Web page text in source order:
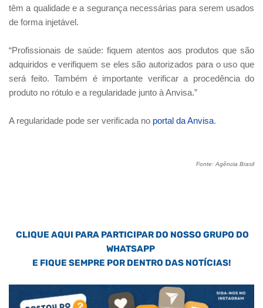
têm a qualidade e a segurança necessárias para serem usados
de forma injetável.
“Profissionais de saúde: fiquem atentos aos produtos que são
adquiridos e verifiquem se eles são autorizados para o uso que
será feito. Também é importante verificar a procedência do
produto no rótulo e a regularidade junto à Anvisa.”
A regularidade pode ser verificada no portal da Anvisa.
Fonte: Agência Brasil
CLIQUE AQUI PARA PARTICIPAR DO NOSSO GRUPO DO
WHATSAPP
E FIQUE SEMPRE POR DENTRO DAS NOTÍCIAS!